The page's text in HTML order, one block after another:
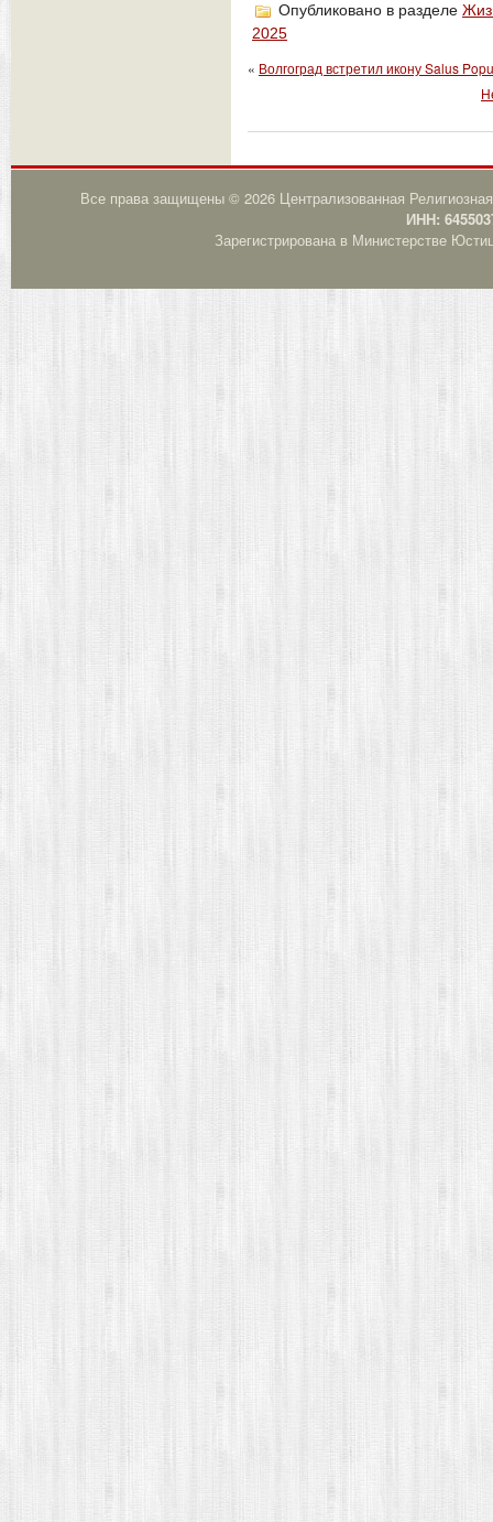
Опубликовано в разделе
2025
« Волгоград встретил икону Salus
Все права защищены © 2026 Централизованная
ИНН:
Зарегистрирована в Министерстве